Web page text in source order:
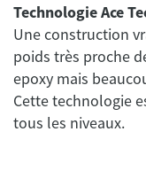
Technologie Ace
Une construction
poids très proche
epoxy mais
Cette technologie